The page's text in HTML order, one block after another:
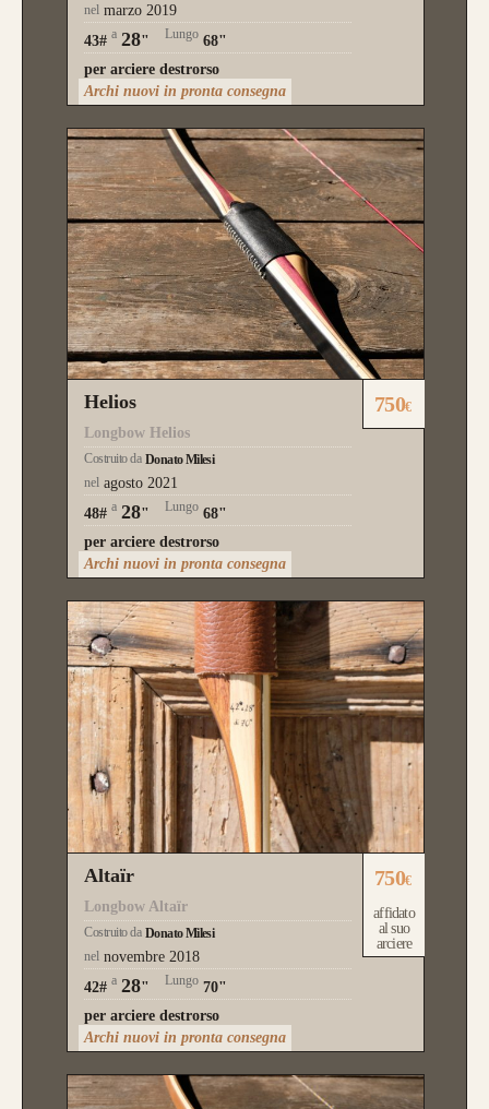
nel marzo 2019
43# a 28" Lungo 68"
per arciere destrorso
Archi nuovi in pronta consegna
Helios
Longbow Helios
Costruito da Donato Milesi
nel agosto 2021
48# a 28" Lungo 68"
per arciere destrorso
750€
Archi nuovi in pronta consegna
Altaïr
Longbow Altaïr
Costruito da Donato Milesi
nel novembre 2018
42# a 28" Lungo 70"
per arciere destrorso
750€
affidato
al suo
arciere
Archi nuovi in pronta consegna